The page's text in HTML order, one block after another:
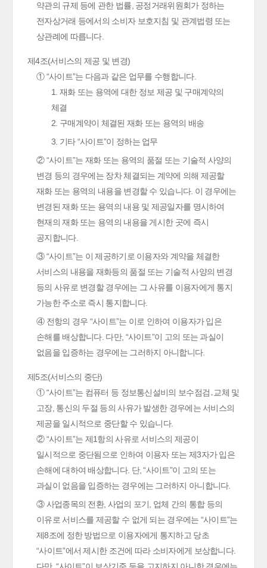
약관의 규제 등에 관한 법률, 공정거래위원회가 정하는
전자상거래 등에서의 소비자 보호지침 및 관계법령 또는
상관례에 따릅니다.
제4조(서비스의 제공 및 변경)
① “사이트”는 다음과 같은 업무를 수행합니다.
1. 재화 또는 용역에 대한 정보 제공 및 구매계약의
체결
2. 구매계약이 체결된 재화 또는 용역의 배송
3. 기타 “사이트”이 정하는 업무
② “사이트”는 재화 또는 용역의 품절 또는 기술적 사양의
변경 등의 경우에는 장차 체결되는 계약에 의해 제공할
재화 또는 용역의 내용을 변경할 수 있습니다. 이 경우에는
변경된 재화 또는 용역의 내용 및 제공일자를 명시하여
현재의 재화 또는 용역의 내용을 게시한 곳에 즉시
공지합니다.
③ “사이트”는 이 제공하기로 이용자와 계약을 체결한
서비스의 내용을 재화등의 품절 또는 기술적 사양의 변경
등의 사유로 변경할 경우에는 그 사유를 이용자에게 통지
가능한 주소로 즉시 통지합니다.
④ 전항의 경우 “사이트”는 이로 인하여 이용자가 입은
손해를 배상합니다. 다만, “사이트”이 고의 또는 과실이
없음을 입증하는 경우에는 그러하지 아니합니다.
제5조(서비스의 중단)
① “사이트”는 컴퓨터 등 정보통신설비의 보수점검․교체 및
고장, 통신의 두절 등의 사유가 발생한 경우에는 서비스의
제공을 일시적으로 중단할 수 있습니다.
② “사이트”는 제1항의 사유로 서비스의 제공이
일시적으로 중단됨으로 인하여 이용자 또는 제3자가 입은
손해에 대하여 배상합니다. 단, “사이트”이 고의 또는
과실이 없음을 입증하는 경우에는 그러하지 아니합니다.
③ 사업종목의 전환, 사업의 포기, 업체 간의 통합 등의
이유로 서비스를 제공할 수 없게 되는 경우에는 “사이트”는
제8조에 정한 방법으로 이용자에게 통지하고 당초
“사이트”에서 제시한 조건에 따라 소비자에게 보상합니다.